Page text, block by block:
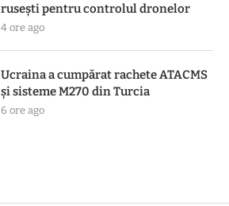
rusești pentru controlul dronelor
4 ore ago
Ucraina a cumpărat rachete ATACMS
și sisteme M270 din Turcia
6 ore ago